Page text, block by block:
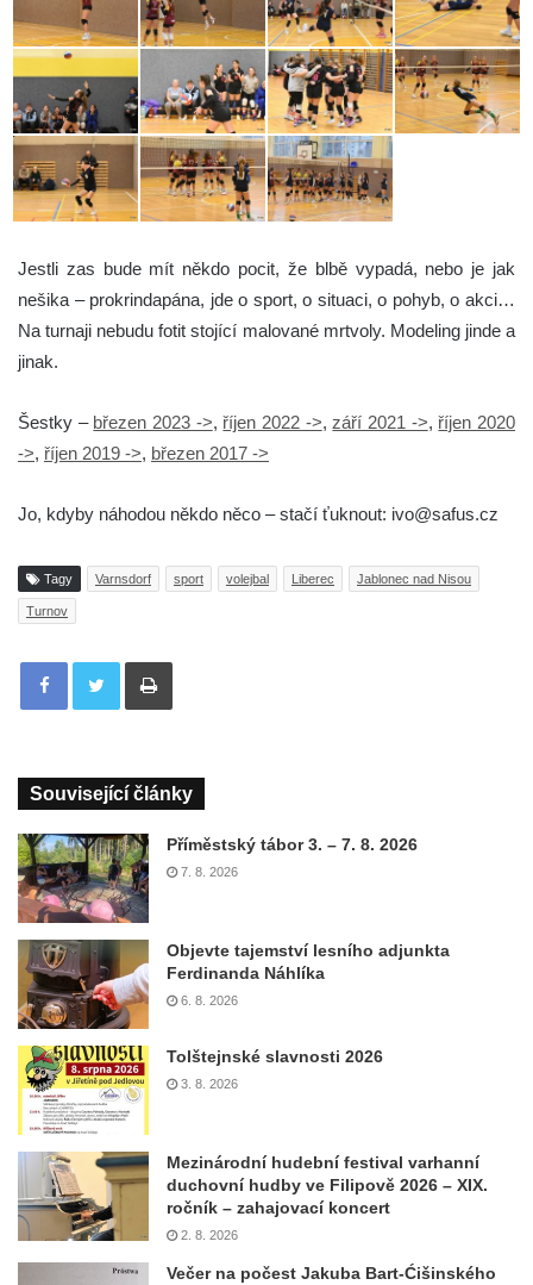
Jestli zas bude mít někdo pocit, že blbě vypadá, nebo je jak
nešika – prokrindapána, jde o sport, o situaci, o pohyb, o akci…
Na turnaji nebudu fotit stojící malované mrtvoly. Modeling jinde a
jinak.
Šestky – březen 2023 ->,říjen 2022 ->,září 2021 ->,říjen 2020
->, říjen 2019 ->, březen 2017 ->
Jo, kdyby náhodou někdo něco – stačí ťuknout: ivo@safus.cz
Tagy Varnsdorf sport volejbal Liberec Jablonec nad Nisou
Turnov
Tisknout
Související články
Příměstský tábor 3. – 7. 8. 2026
7. 8. 2026
Objevte tajemství lesního adjunkta
Ferdinanda Náhlíka
6. 8. 2026
Tolštejnské slavnosti 2026
3. 8. 2026
Mezinárodní hudební festival varhanní
duchovní hudby ve Filipově 2026 – XIX.
ročník – zahajovací koncert
2. 8. 2026
Večer na počest Jakuba Bart-Ćišinského